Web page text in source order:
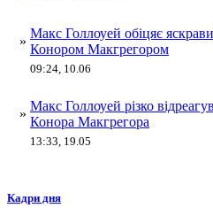
»
Макс Голлоуей обіцяє
Конором Макгрегором
09:24, 10.06
»
Макс Голлоуей різко
Конора Макгрегора
13:33, 19.05
Кадри дня